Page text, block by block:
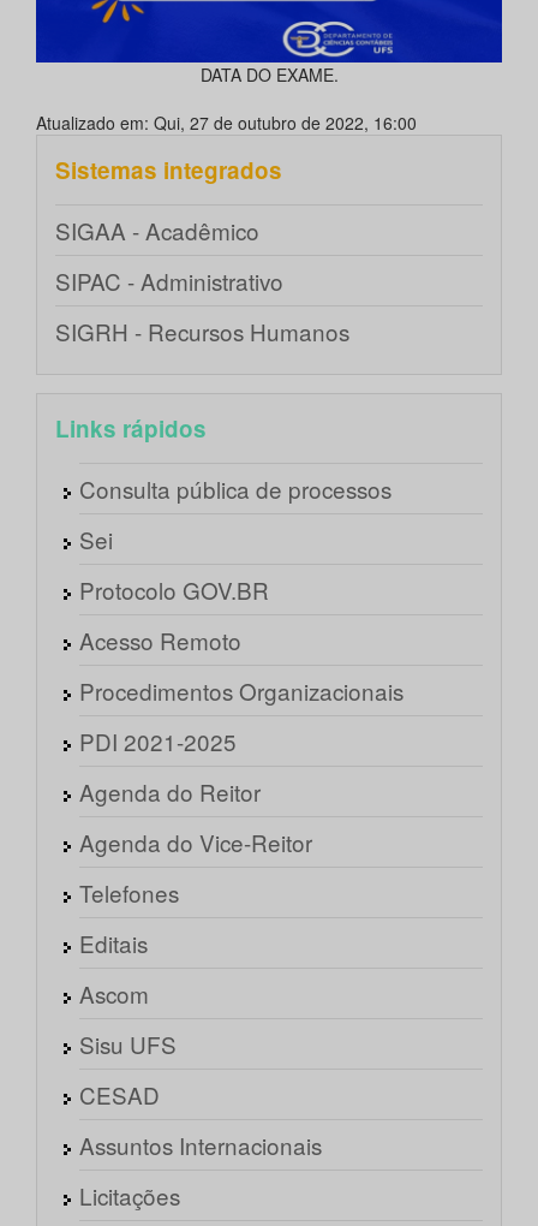
DATA DO EXAME.
Atualizado em: Qui, 27 de outubro de 2022, 16:00
Sistemas integrados
SIGAA - Acadêmico
SIPAC - Administrativo
SIGRH - Recursos Humanos
Links rápidos
Consulta pública de processos
Sei
Protocolo GOV.BR
Acesso Remoto
Procedimentos Organizacionais
PDI 2021-2025
Agenda do Reitor
Agenda do Vice-Reitor
Telefones
Editais
Ascom
Sisu UFS
CESAD
Assuntos Internacionais
Licitações